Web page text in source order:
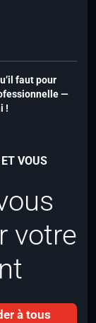
faut pour
—
!
VOUS
votre
à tous